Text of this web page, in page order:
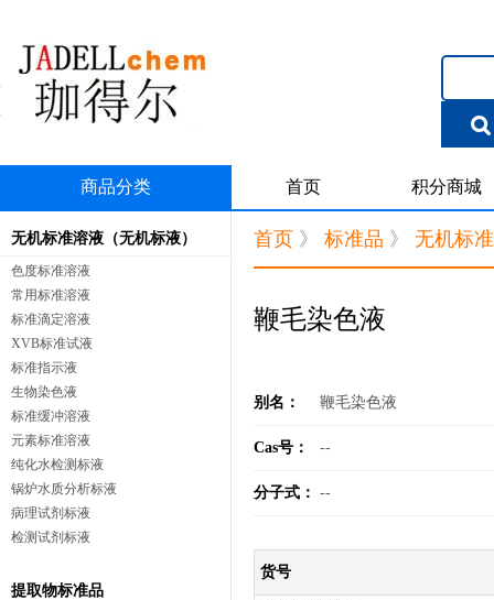
商品分类 首页 积分商城
无机标准溶液（无机标液）
色度标准溶液
常用标准溶液
标准滴定溶液
XVB标准试液
标准指示液
生物染色液
标准缓冲溶液
元素标准溶液
纯化水检测标液
锅炉水质分析标液
病理试剂标液
检测试剂标液
提取物标准品
首页 》 标准品 》 无机标
鞭毛染色液
别名： 鞭毛染色液
Cas号： --
分子式： --
货号